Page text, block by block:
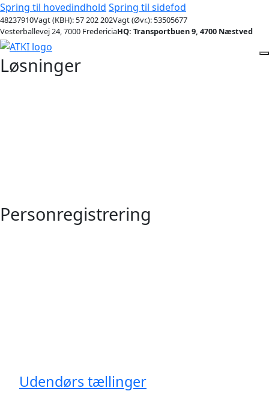
Spring til hovedindhold Spring til sidefod
48237910Vagt (KBH): 57 202 202Vagt (Øvr.): 53505677
Vesterballevej 24, 7000 FredericiaHQ: Transportbuen 9, 4700 Næstved
Løsninger
Personregistrering
Udendørs tællinger